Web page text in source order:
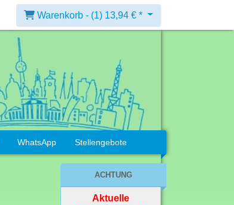
Warenkorb - (1) 13,94 € *
WhatsApp Stellengebote
ACHTUNG
Aktuelle